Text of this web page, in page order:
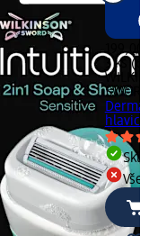
199,00
3 ks
SWORD
hlavice,